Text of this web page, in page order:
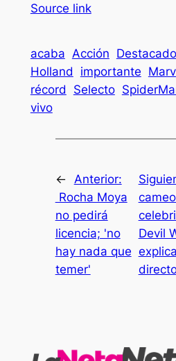
Source link
acaba Acción Destacado
Holland
importante
récord
Selecto
vivo
← Anterior:
Rocha Moya
no pedirá
licencia; 'no
hay nada que
temer'
Devil